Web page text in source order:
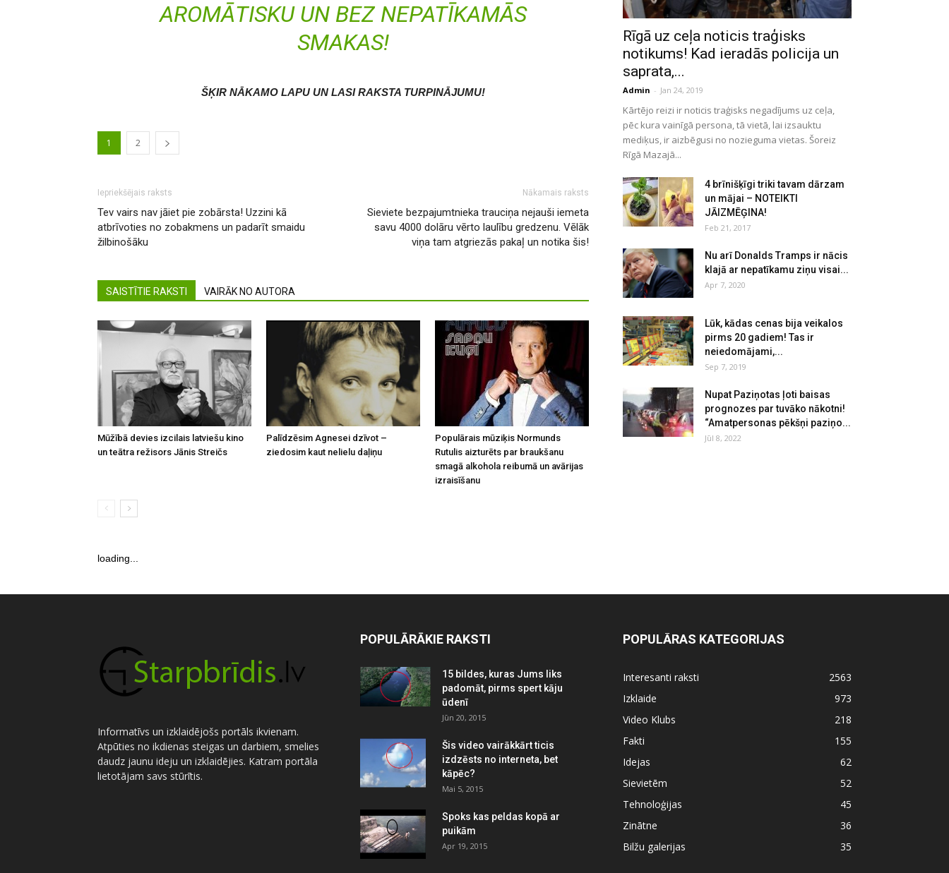
AROMĀTISKU UN BEZ NEPATĪKAMĀS
SMAKAS!
ŠĶIR NĀKAMO LAPU UN LASI RAKSTA TURPINĀJUMU!
1 2
Iepriekšējais raksts
Tev vairs nav jāiet pie zobārsta! Uzzini kā
atbrīvoties no zobakmens un padarīt smaidu
žilbinošāku
Nākamais raksts
Sieviete bezpajumtnieka trauciņa nejauši iemeta
savu 4000 dolāru vērto laulību gredzenu. Vēlāk
viņa tam atgriezās pakaļ un notika šis!
SAISTĪTIE RAKSTI VAIRĀK NO AUTORA
Mūžībā devies izcilais latviešu kino
un teātra režisors Jānis Streičs
Palīdzēsim Agnesei dzīvot –
ziedosim kaut nelielu daļiņu
Populārais mūziķis Normunds
Rutulis aizturēts par braukšanu
smagā alkohola reibumā un avārijas
izraisīšanu
loading...
Rīgā uz ceļa noticis traģisks
notikums! Kad ieradās policija un
saprata,...
Admin - Jan 24, 2019
Kārtējo reizi ir noticis traģisks negadījums uz ceļa,
pēc kura vainīgā persona, tā vietā, lai izsauktu
mediķus, ir aizbēgusi no nozieguma vietas. Šoreiz
Rīgā Mazajā...
4 brīnišķīgi triki tavam dārzam
un mājai – NOTEIKTI
JĀIZMĒĢINA!
Feb 21, 2017
Nu arī Donalds Tramps ir nācis
klajā ar nepatīkamu ziņu visai...
Apr 7, 2020
Lūk, kādas cenas bija veikalos
pirms 20 gadiem! Tas ir
neiedomājami,...
Sep 7, 2019
Nupat Paziņotas ļoti baisas
prognozes par tuvāko nākotni!
“Amatpersonas pēkšņi paziņo...
Jūl 8, 2022
Informatīvs un izklaidējošs portāls ikvienam.
Atpūties no ikdienas steigas un darbiem, smelies
daudz jaunu ideju un izklaidējies. Katram portāla
lietotājam savs stūrītis.
POPULĀRĀKIE RAKSTI
15 bildes, kuras Jums liks
padomāt, pirms spert kāju
ūdenī
Jūn 20, 2015
Šis video vairākkārt ticis
izdzēsts no interneta, bet
kāpēc?
Mai 5, 2015
Spoks kas peldas kopā ar
puikām
Apr 19, 2015
POPULĀRAS KATEGORIJAS
Interesanti raksti
2563
Izklaide
973
Video Klubs
218
Fakti
155
Idejas
62
Sievietēm
52
Tehnoloģijas
45
Zinātne
36
Bilžu galerijas
35